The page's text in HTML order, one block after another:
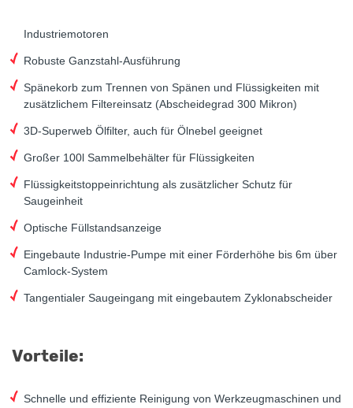
Industriemotoren
Robuste Ganzstahl-Ausführung
Spänekorb zum Trennen von Spänen und Flüssigkeiten mit
zusätzlichem Filtereinsatz (Abscheidegrad 300 Mikron)
3D-Superweb Ölfilter, auch für Ölnebel geeignet
Großer 100l Sammelbehälter für Flüssigkeiten
Flüssigkeitstoppeinrichtung als zusätzlicher Schutz für
Saugeinheit
Optische Füllstandsanzeige
Eingebaute Industrie-Pumpe mit einer Förderhöhe bis 6m über
Camlock-System
Tangentialer Saugeingang mit eingebautem Zyklonabscheider
Vorteile:
Schnelle und effiziente Reinigung von Werkzeugmaschinen und